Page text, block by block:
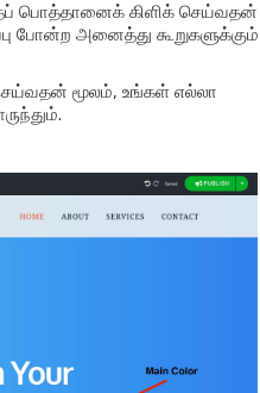
பொத்தானைக் கிளிக் செய்வதன்
போன்ற அனைத்து கூறுகளுக்கும்
மூலம், உங்கள் எல்லா